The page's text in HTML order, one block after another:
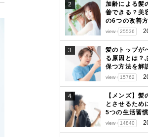
2
加齢による髪
善できる？美
の6つの改善
view 25536
3
髪のトップが
る原因とは？
保つ方法を解
view 15762
4
【メンズ】髪
とさせるため
5つの生活習慣
view 14840